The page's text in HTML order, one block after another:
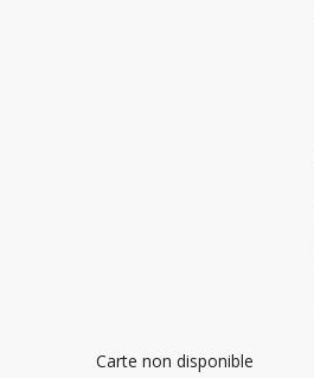
Carte non disponible